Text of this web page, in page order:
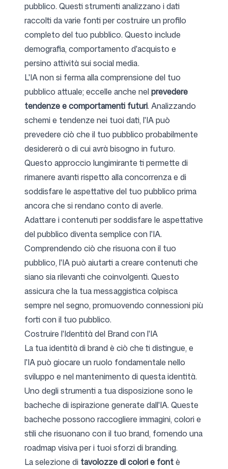
pubblico. Questi strumenti analizzano i dati
raccolti da varie fonti per costruire un profilo
completo del tuo pubblico. Questo include
demografia, comportamento d'acquisto e
persino attività sui social media.
L'IA non si ferma alla comprensione del tuo
pubblico attuale; eccelle anche nelprevedere
tendenze e comportamenti futuri. Analizzando
schemi e tendenze nei tuoi dati, l'IA può
prevedere ciò che il tuo pubblico probabilmente
desidererà o di cui avrà bisogno in futuro.
Questo approccio lungimirante ti permette di
rimanere avanti rispetto alla concorrenza e di
soddisfare le aspettative del tuo pubblico prima
ancora che si rendano conto di averle.
Adattare i contenuti per soddisfare le aspettative
del pubblico diventa semplice con l'IA.
Comprendendo ciò che risuona con il tuo
pubblico, l'IA può aiutarti a creare contenuti che
siano sia rilevanti che coinvolgenti. Questo
assicura che la tua messaggistica colpisca
sempre nel segno, promuovendo connessioni più
forti con il tuo pubblico.
Costruire l'Identità del Brand con l'IA
La tua identità di brand è ciò che ti distingue, e
l'IA può giocare un ruolo fondamentale nello
sviluppo e nel mantenimento di questa identità.
Uno degli strumenti a tua disposizione sono le
bacheche di ispirazione generate dall'IA. Queste
bacheche possono raccogliere immagini, colori e
stili che risuonano con il tuo brand, fornendo una
roadmap visiva per i tuoi sforzi di branding.
La selezione di tavolozze di colori e fontè